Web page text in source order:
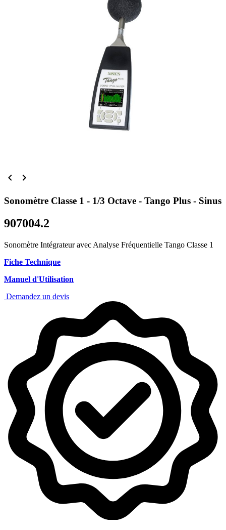
 
Sonomètre Classe 1 - 1/3 Octave - Tango Plus - Sinus
907004.2
Sonomètre Intégrateur avec Analyse Fréquentielle Tango Classe 1
Fiche Technique
Manuel d'Utilisation
Demandez un devis